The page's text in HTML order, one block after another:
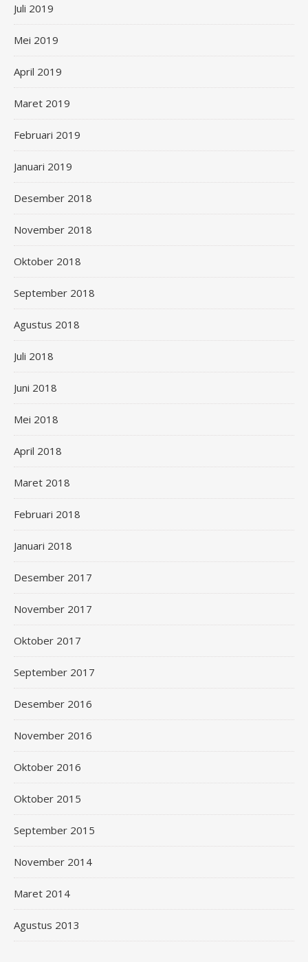
Juli 2019
Mei 2019
April 2019
Maret 2019
Februari 2019
Januari 2019
Desember 2018
November 2018
Oktober 2018
September 2018
Agustus 2018
Juli 2018
Juni 2018
Mei 2018
April 2018
Maret 2018
Februari 2018
Januari 2018
Desember 2017
November 2017
Oktober 2017
September 2017
Desember 2016
November 2016
Oktober 2016
Oktober 2015
September 2015
November 2014
Maret 2014
Agustus 2013